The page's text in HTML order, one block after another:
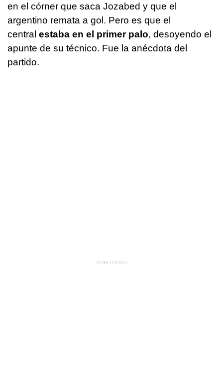
en el córner que saca Jozabed y que el
argentino remata a gol. Pero es que el
central estaba en el primer palo, desoyendo el
apunte de su técnico. Fue la anécdota del
partido.